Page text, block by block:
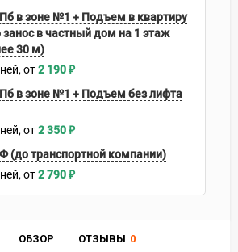
ОБЗОР ОТЗЫВЫ 0
в зоне №1 + Подъем в квартиру
занос в частный дом на 1 этаж
30 м)
2 190₽
в зоне №1 + Подъем без лифта
2 350₽
(до транспортной компании)
2 790₽